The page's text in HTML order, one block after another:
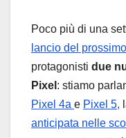
Poco più di una
lancio del
protagonisti due
Pixel : stiamo
Pixel 4a e Pixel 5,
anticipata nelle